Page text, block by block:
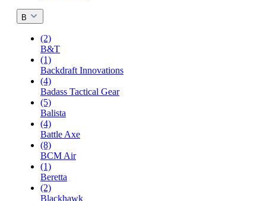
B
(2)
B&T
(1)
Backdraft Innovations
(4)
Badass Tactical Gear
(5)
Balista
(4)
Battle Axe
(8)
BCM Air
(1)
Beretta
(2)
Blackhawk